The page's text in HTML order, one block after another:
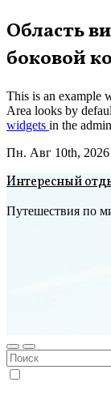
Перейти
к
содержимому
Область
боковой
This is an example
Area looks by
widgets in the
Пн. Авг 10th, 2026
Интересный
Путешествия по